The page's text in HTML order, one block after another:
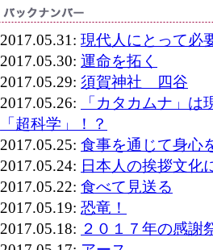
2017.05.31: 現代人にとって必
2017.05.30: 運命を拓く
2017.05.29: 須賀神社 四谷
2017.05.26:
「カタカムナ」
「超科学」！？
2017.05.25: 食事を通じて身心
2017.05.24: 日本人の挨拶文化
2017.05.22: 食べて見送る
2017.05.19: 恐竜！
2017.05.18: ２０１７年の感謝